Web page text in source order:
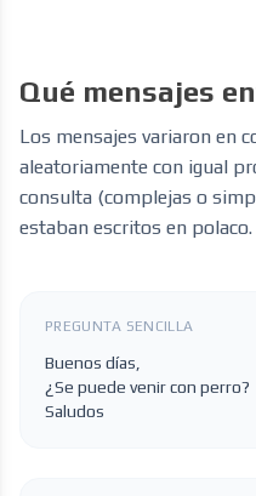
Qué mensajes
Los mensajes variaron en
aleatoriamente con igual
consulta (complejas o
estaban escritos en polaco.
PREGUNTA SENCILLA
Buenos días,
¿Se puede venir con perro?
Saludos